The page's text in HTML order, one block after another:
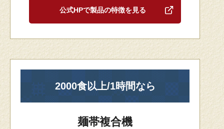
公式HPで製品の特徴を見る
2000食以上/1時間なら
麺帯複合機